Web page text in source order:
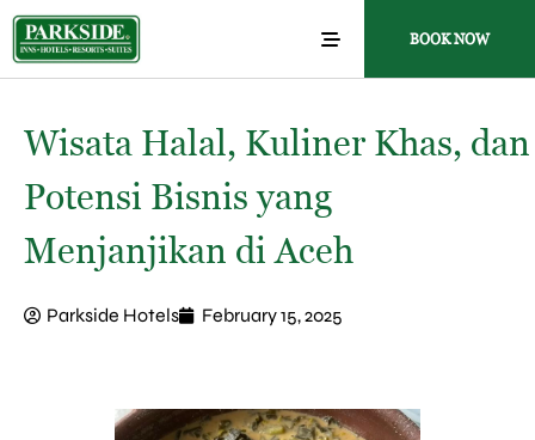
BOOK NOW
Wisata Halal, Kuliner Khas, dan
Potensi Bisnis yang
Menjanjikan di Aceh
Parkside Hotels February 15, 2025